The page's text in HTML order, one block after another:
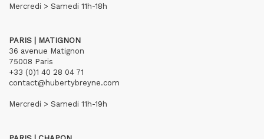
Mercredi > Samedi 11h-18h
PARIS | MATIGNON
36 avenue Matignon
75008 Paris
+33 (0)1 40 28 04 71
contact@hubertybreyne.com
Mercredi > Samedi 11h-19h